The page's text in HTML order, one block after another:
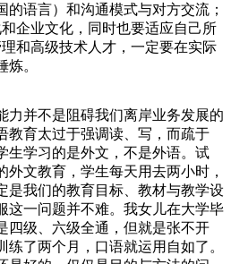
的语言）和沟通模式与对方交流；
企业文化，同时也要适应自己所
和高级技术人才，一定要在实际
。
力并不是阻碍我们离岸业务发展的
教育太过于强调读、写，而疏于
生学习的是外文，不是外语。试
外文教育，学生每天用去两小时，
是我们的教育目标、教材与教学设
这一问题并不难。我女儿在大学毕
四级、六级全通，但就是张不开
了两个月，口语就运用自如了。